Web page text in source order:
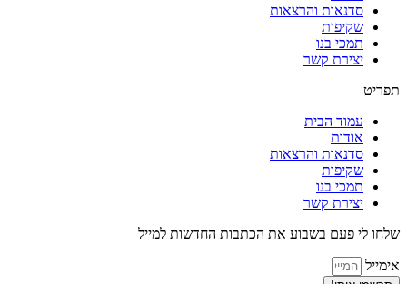
סדנאות והרצאות
שקיפות
תמכי בנו
יצירת קשר
תפריט
עמוד הבית
אודות
סדנאות והרצאות
שקיפות
תמכי בנו
יצירת קשר
שלחו לי פעם בשבוע את הכתבות החדשות למייל
אימייל